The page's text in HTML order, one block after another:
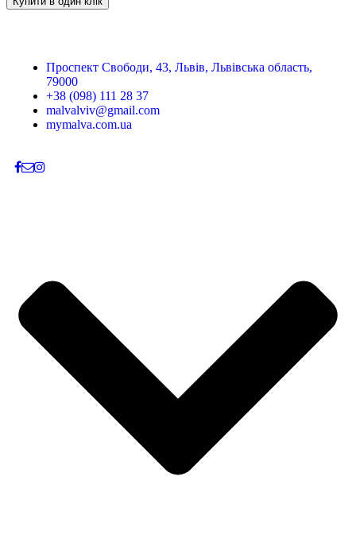
Проспект Свободи, 43, Львів, Львівська область,
79000
+38 (098) 111 28 37
malvalviv@gmail.com
mymalva.com.ua